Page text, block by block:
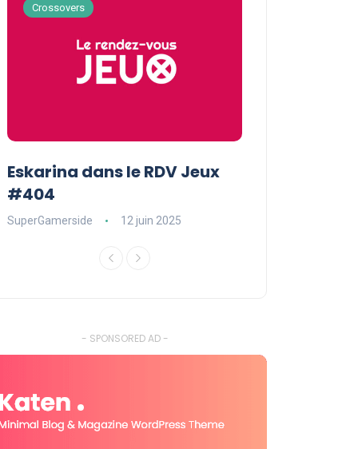
Crossovers
Eskarina dans le RDV Jeux
#404
SuperGamerside 12 juin 2025
- SPONSORED AD -